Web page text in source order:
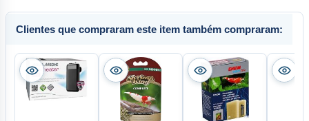
Clientes que compraram este item também compraram: